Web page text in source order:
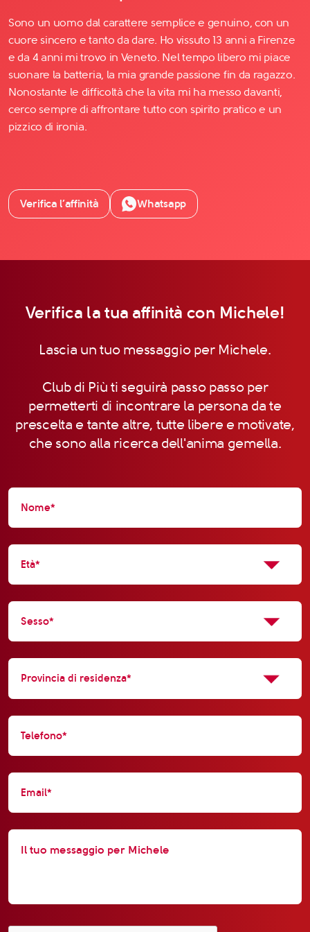
Sono un uomo dal carattere semplice e genuino, con un
cuore sincero e tanto da dare. Ho vissuto 13 anni a Firenze
e da 4 anni mi trovo in Veneto. Nel tempo libero mi piace
suonare la batteria, la mia grande passione fin da ragazzo.
Nonostante le difficoltà che la vita mi ha messo davanti,
cerco sempre di affrontare tutto con spirito pratico e un
pizzico di ironia.
Verifica l’affinità Whatsapp
Verifica la tua affinità con Michele!
Lascia un tuo messaggio per Michele.
Club di Più ti seguirà passo passo per
permetterti di incontrare la persona da te
prescelta e tante altre, tutte libere e motivate,
che sono alla ricerca dell'anima gemella.